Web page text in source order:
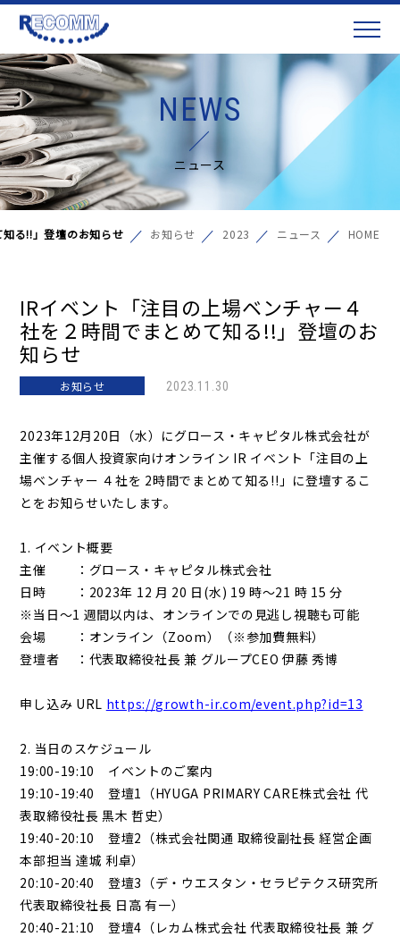
NEWS
ニュース
HOME
ニュース
2023
お知らせ
る!!」登壇のお知らせ
IRイベント「注目の上場ベンチャー４
社を２時間でまとめて知る!!」登壇のお
知らせ
お知らせ 2023.11.30
2023年12月20日
（水）にグロース・キャピタル株式会社が
主催する個人投資家向けオンライン IR イベント「注目の上
場ベンチャー ４社を 2時間でまとめて知る!!」に登壇するこ
とをお知らせいたします。
1. イベント概要
主催 ：グロース・キャピタル株式会社
日時 ：2023年 12 月 20 日(水) 19 時～21 時 15 分
※当日～1 週間以内は、オンラインでの見逃し視聴も可能
会場 ：オンライン（Zoom）（※参加費無料）
登壇者 ： 代表取締役社長 兼 グループCEO 伊藤 秀博
申し込み URL https://growth-ir.com/event.php?id=13
2. 当日のスケジュール
19:00-19:10 イベントのご案内
19:10-19:40 登壇1（HYUGA PRIMARY CARE株式会社 代
表取締役社長 黒木 哲史）
19:40-20:10 登壇2（株式会社関通 取締役副社長 経営企画
本部担当 達城 利卓）
20:10-20:40 登壇3（デ・ウエスタン・セラピテクス研究所
代表取締役社長 日高 有一）
20:40-21:10 登壇4（レカム株式会社 代表取締役社長 兼 グ